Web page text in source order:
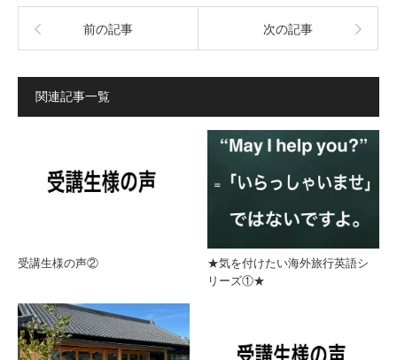
前の記事 次の記事
関連記事一覧
受講生様の声②
★気を付けたい海外旅行英語シ
リーズ①★